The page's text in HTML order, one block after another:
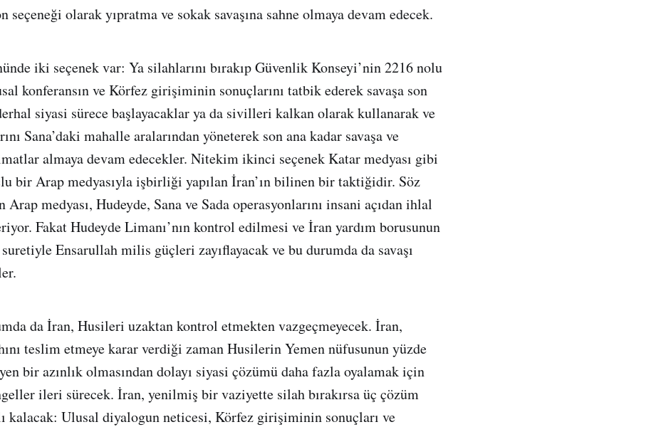
seçeneği olarak yıpratma ve sokak savaşına sahne olmaya devam edecek.
iki seçenek var: Ya silahlarını bırakıp Güvenlik Konseyi’nin 2216 nolu
konferansın ve Körfez girişiminin sonuçlarını tatbik ederek savaşa son
siyasi sürece başlayacaklar ya da sivilleri kalkan olarak kullanarak ve
Sana’daki mahalle aralarından yöneterek son ana kadar savaşa ve
almaya devam edecekler. Nitekim ikinci seçenek Katar medyası gibi
bir Arap medyasıyla işbirliği yapılan İran’ın bilinen bir taktiğidir. Söz
Arap medyası, Hudeyde, Sana ve Sada operasyonlarını insani açıdan ihlal
Fakat Hudeyde Limanı’nın kontrol edilmesi ve İran yardım borusunun
suretiyle Ensarullah milis güçleri zayıflayacak ve bu durumda da savaşı
da İran, Husileri uzaktan kontrol etmekten vazgeçmeyecek. İran,
teslim etmeye karar verdiği zaman Husilerin Yemen nüfusunun yüzde
bir azınlık olmasından dolayı siyasi çözümü daha fazla oyalamak için
ileri sürecek. İran, yenilmiş bir vaziyette silah bırakırsa üç çözüm
kalacak: Ulusal diyalogun neticesi, Körfez girişiminin sonuçları ve